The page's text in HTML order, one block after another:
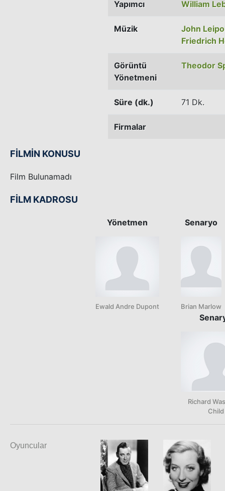
Yapımcı William
Müzik
John
Friedrich
Görüntü
Yönetmeni
Theodor
Süre (dk.) 71 Dk.
Firmalar
FİLMİN KONUSU
Film Bulunamadı
FİLM KADROSU
Yönetmen
Ewald Andre Dupont
Senaryo
Brian Marlow
Richard
Child
Oyuncular